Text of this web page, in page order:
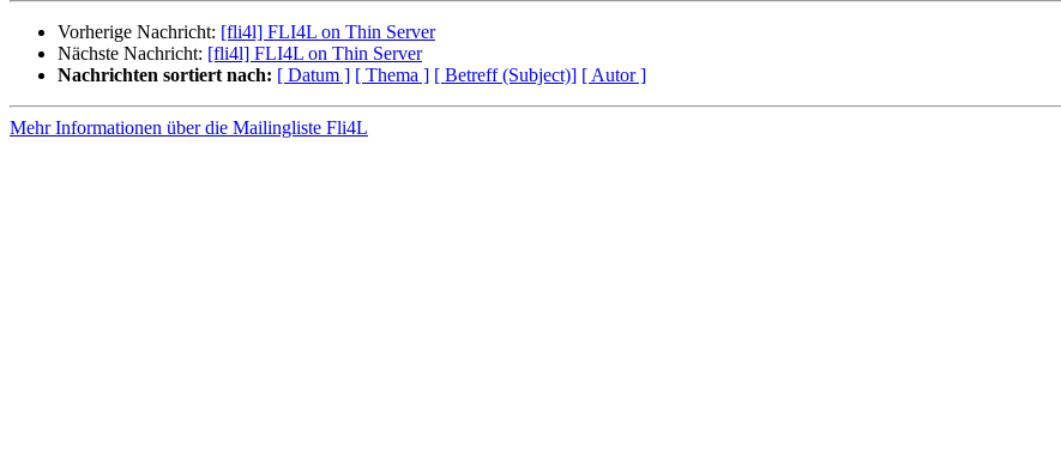
Vorherige Nachricht: [fli4l] FLI4L on Thin Server
Nächste Nachricht: [fli4l] FLI4L on Thin Server
Nachrichten sortiert nach: [ Datum ] [ Thema ] [ Betreff (Subject)] [ Autor ]
Mehr Informationen über die Mailingliste Fli4L